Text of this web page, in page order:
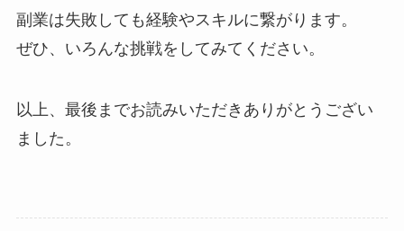
副業は失敗しても経験やスキルに繋がります。
ぜひ、いろんな挑戦をしてみてください。
以上、最後までお読みいただきありがとうござい
ました。